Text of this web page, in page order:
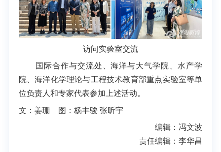
访问实验室交流
国际合作与交流处、海洋与大气学院、水产学
院、海洋化学理论与工程技术教育部重点实验室等单
位负责人和专家代表参加上述活动。
文：姜珊 图：杨丰骏 张昕宇
编辑：冯文波
责任编辑：李华昌